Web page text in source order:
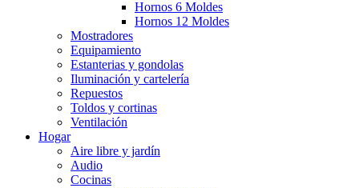
Hornos 6 Moldes
Hornos 12 Moldes
Mostradores
Equipamiento
Estanterias y gondolas
Iluminación y cartelería
Repuestos
Toldos y cortinas
Ventilación
Hogar
Aire libre y jardín
Audio
Cocinas